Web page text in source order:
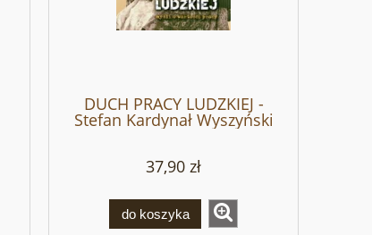
DUCH PRACY LUDZKIEJ -
Stefan Kardynał Wyszyński
37,90 zł
do koszyka